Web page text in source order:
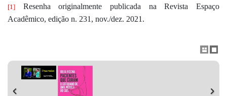
[1] Resenha originalmente publicada na Revista Espaço
Acadêmico, edição n. 231, nov./dez. 2021.